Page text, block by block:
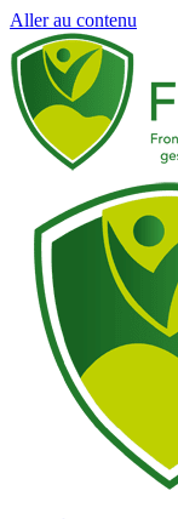
Aller au contenu